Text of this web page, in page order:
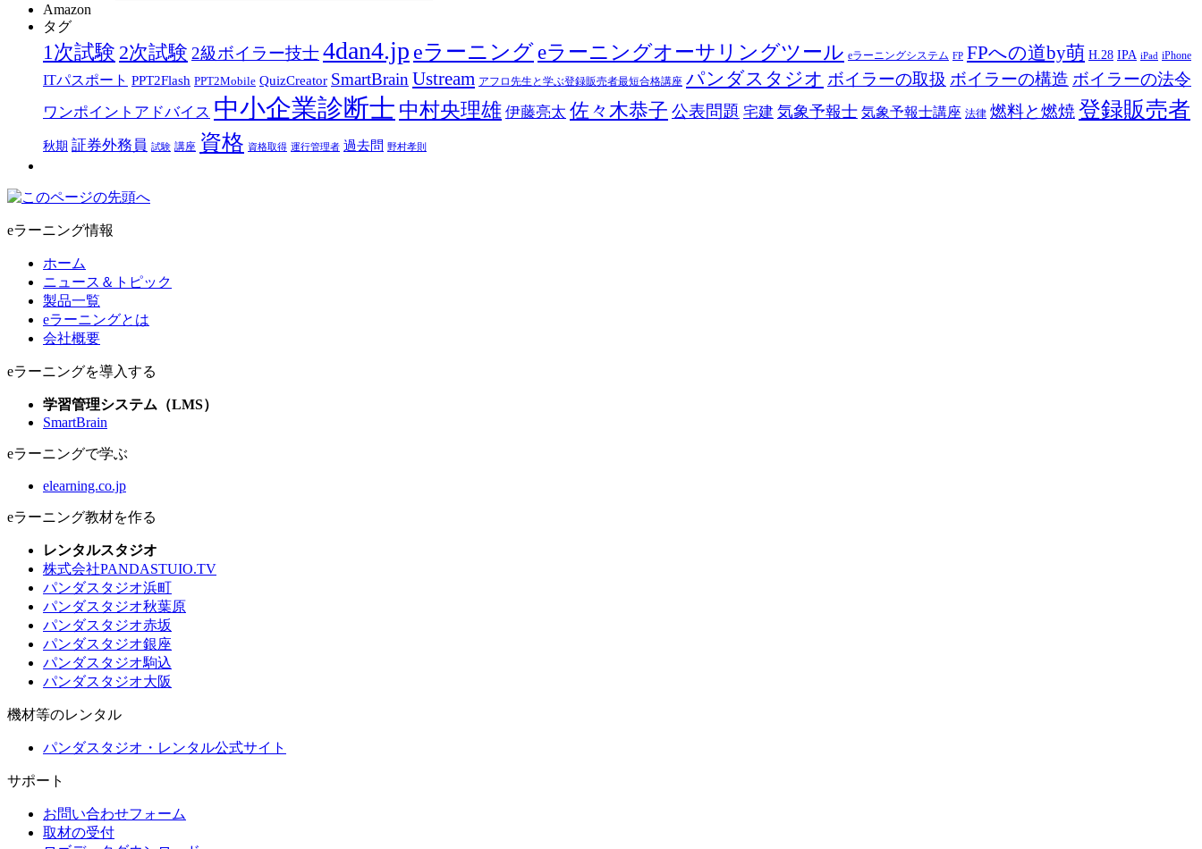
Amazon
タグ
1次試験 2次試験 2級ボイラー技士4dan4.jp eラーニング eラーニングオーサリングツール eラーニングシステム FP FPへの道by萌 H.28 IPA iPad iPhone
ITパスポート PPT2Flash PPT2Mobile QuizCreator SmartBrain Ustream アフロ先生と学ぶ登録販売者最短合格講座 パンダスタジオ ボイラーの取扱 ボイラーの構造 ボイラーの法令
ワンポイントアドバイス 中小企業診断士 中村央理雄 伊藤亮太 佐々木恭子 公表問題 宅建 気象予報士 気象予報士講座 法律 燃料と燃焼 登録販売者
秋期 証券外務員 試験 講座 資格 資格取得 運行管理者 過去問 野村孝則
eラーニング情報
ホーム
ニュース＆トピック
製品一覧
eラーニングとは
会社概要
eラーニングを導入する
学習管理システム（LMS）
SmartBrain
eラーニングで学ぶ
elearning.co.jp
eラーニング教材を作る
レンタルスタジオ
株式会社PANDASTUIO.TV
パンダスタジオ浜町
パンダスタジオ秋葉原
パンダスタジオ赤坂
パンダスタジオ銀座
パンダスタジオ駒込
パンダスタジオ大阪
機材等のレンタル
パンダスタジオ・レンタル公式サイト
サポート
お問い合わせフォーム
取材の受付